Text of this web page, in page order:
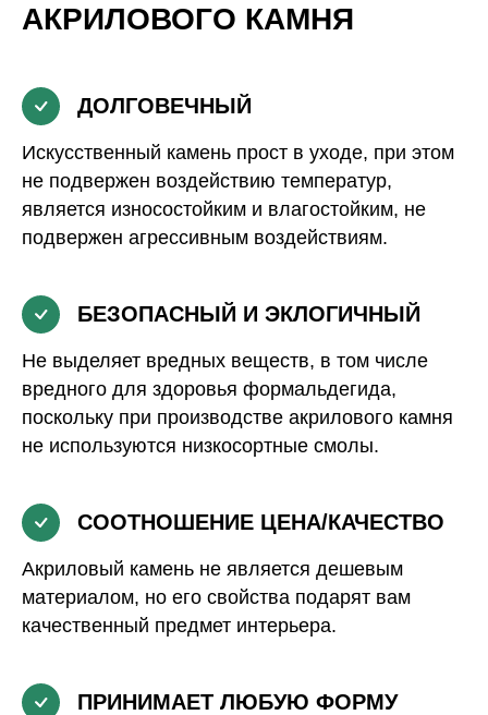
АКРИЛОВОГО КАМНЯ
ДОЛГОВЕЧНЫЙ
Искусственный камень прост в уходе, при этом
не подвержен воздействию температур,
является износостойким и влагостойким, не
подвержен агрессивным воздействиям.
БЕЗОПАСНЫЙ И ЭКЛОГИЧНЫЙ
Не выделяет вредных веществ, в том числе
вредного для здоровья формальдегида,
поскольку при производстве акрилового камня
не используются низкосортные смолы.
СООТНОШЕНИЕ ЦЕНА/КАЧЕСТВО
Акриловый камень не является дешевым
материалом, но его свойства подарят вам
качественный предмет интерьера.
ПРИНИМАЕТ ЛЮБУЮ ФОРМУ